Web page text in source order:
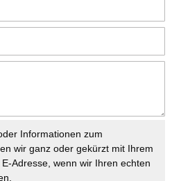
Informationen zum
wir ganz oder gekürzt mit Ihrem
Adresse, wenn wir Ihren echten